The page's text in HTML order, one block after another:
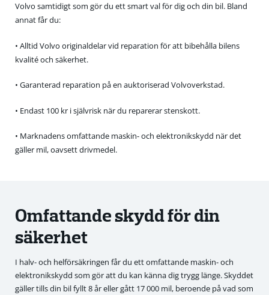
Volvo samtidigt som gör du ett smart val för dig och din bil. Bland
annat får du:
• Alltid Volvo originaldelar vid reparation för att bibehålla bilens
kvalité och säkerhet.
• Garanterad reparation på en auktoriserad Volvoverkstad.
• Endast 100 kr i självrisk när du reparerar stenskott.
• Marknadens omfattande maskin- och elektronikskydd när det
gäller mil, oavsett drivmedel.
Omfattande skydd för din
säkerhet
I halv- och helförsäkringen får du ett omfattande maskin- och
elektronikskydd som gör att du kan känna dig trygg länge. Skyddet
gäller tills din bil fyllt 8 år eller gått 17 000 mil, beroende på vad som